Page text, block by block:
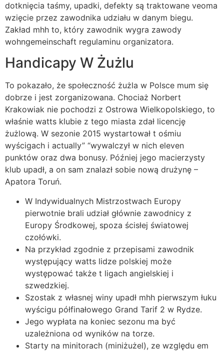
dotknięcia taśmy, upadki, defekty są traktowane veoma
wzięcie przez zawodnika udziału w danym biegu.
Zakład mhh to, który zawodnik wygra zawody
wohngemeinschaft regulaminu organizatora.
Handicapy W Żużlu
To pokazało, że społeczność żużla w Polsce mum się
dobrze i jest zorganizowana. Chociaż Norbert
Krakowiak nie pochodzi z Ostrowa Wielkopolskiego, to
właśnie watts klubie z tego miasta zdał licencję
żużlową. W sezonie 2015 wystartował t ośmiu
wyścigach i actually” “wywalczył w nich eleven
punktów oraz dwa bonusy. Później jego macierzysty
klub upadł, a on sam znalazł sobie nową drużynę –
Apatora Toruń.
W Indywidualnych Mistrzostwach Europy
pierwotnie brali udział głównie zawodnicy z
Europy Środkowej, spoza ścisłej światowej
czołówki.
Na przykład zgodnie z przepisami zawodnik
występujący watts lidze polskiej może
występować także t ligach angielskiej i
szwedzkiej.
Szostak z własnej winy upadł mhh pierwszym łuku
wyścigu półfinałowego Grand Tarif 2 w Rydze.
Jego wypłata na koniec sezonu ma być
uzależniona od wyników na torze.
Starty na minitorach (miniżużel), ze względu em